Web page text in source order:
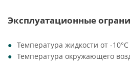
Эксплуатационные
Температура жидкости от -10°C
Температура окружающего